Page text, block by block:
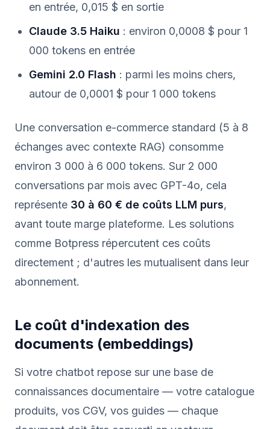
en entrée, 0,015 $ en sortie
Claude 3.5 Haiku : environ 0,0008 $ pour 1
000 tokens en entrée
Gemini 2.0 Flash : parmi les moins chers,
autour de 0,0001 $ pour 1 000 tokens
Une conversation e-commerce standard (5 à 8
échanges avec contexte RAG) consomme
environ 3 000 à 6 000 tokens. Sur 2 000
conversations par mois avec GPT-4o, cela
représente 30 à 60 € de coûts LLM purs,
avant toute marge plateforme. Les solutions
comme Botpress répercutent ces coûts
directement ; d'autres les mutualisent dans leur
abonnement.
Le coût d'indexation des
documents (embeddings)
Si votre chatbot repose sur une base de
connaissances documentaire — votre catalogue
produits, vos CGV, vos guides — chaque